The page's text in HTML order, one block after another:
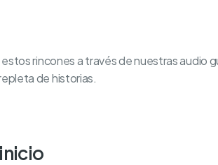
rincones a través de nuestras audio
de historias.